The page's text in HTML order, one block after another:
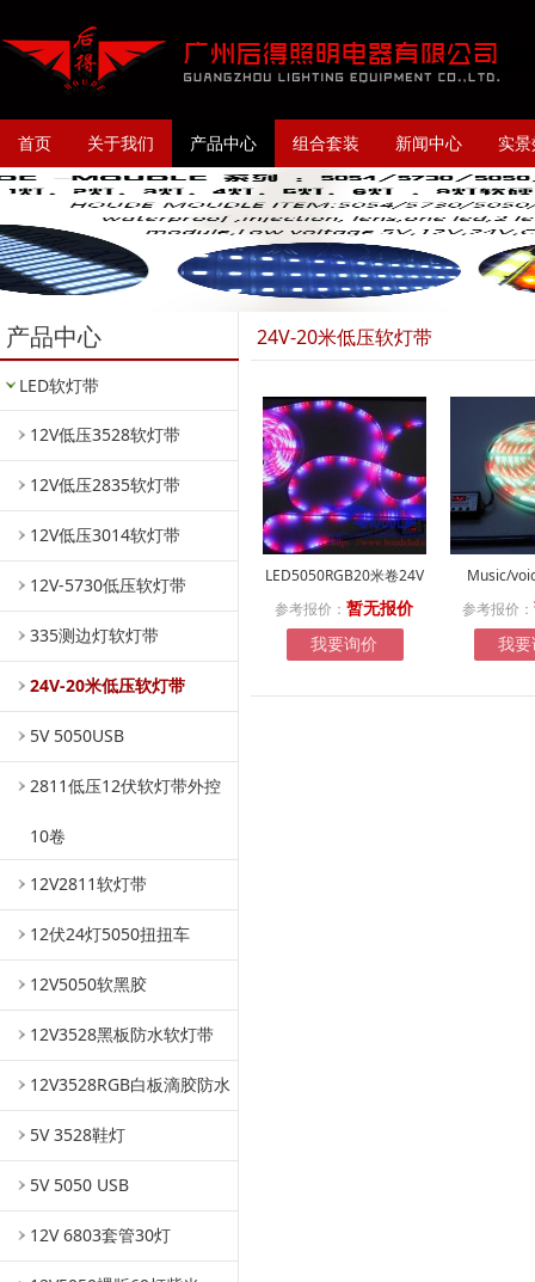
首页 关于我们 产品中心 组合套装 新闻中心 实
产品中心
LED软灯带
12V低压3528软灯带
12V低压2835软灯带
12V低压3014软灯带
12V-5730低压软灯带
335测边灯软灯带
24V-20米低压软灯带
5V 5050USB
2811低压12伏软灯带外控
10卷
12V2811软灯带
12伏24灯5050扭扭车
12V5050软黑胶
12V3528黑板防水软灯带
12V3528RGB白板滴胶防水
5V 3528鞋灯
5V 5050 USB
12V 6803套管30灯
24V-20米低压软灯带
LED5050RGB20米卷24V
参考报价：暂无报价
我要询价
Music/
参考报价：
我